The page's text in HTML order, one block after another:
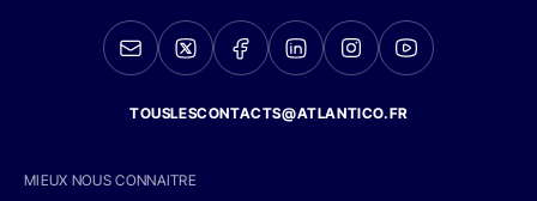
TOUSLESCONTACTS@ATLANTICO.FR
MIEUX NOUS CONNAITRE